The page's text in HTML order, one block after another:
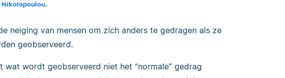
Nikolopoulou.
neiging van mensen om zich anders te gedragen als ze
geobserveerd.
wordt geobserveerd niet het “normale” gedrag